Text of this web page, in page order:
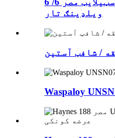
ویلډینګ تار
/ شافټ آستین